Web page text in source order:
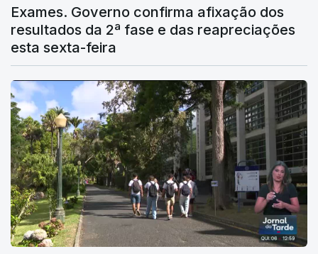
Exames. Governo confirma afixação dos
resultados da 2ª fase e das reapreciações
esta sexta-feira